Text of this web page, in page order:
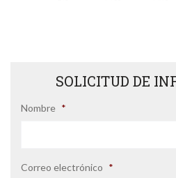
SOLICITUD DE
Nombre *
Correo electrónico *